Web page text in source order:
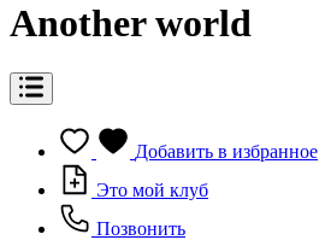
Another world
Добавить в избранное
Это мой клуб
Позвонить